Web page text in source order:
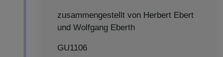
zusammengestellt von Herbert Ebert
und Wolfgang Eberth
GU1106